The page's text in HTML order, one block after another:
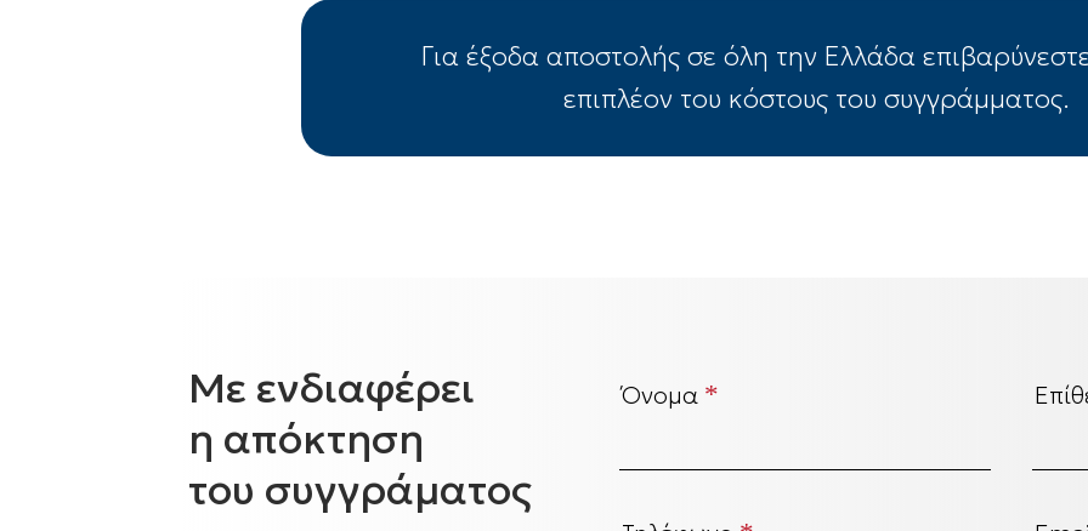
Για έξοδα αποστολής σε όλη την Ελλάδα
επιπλέον του κόστους του συγγράμματος.
Με ενδιαφέρει
η απόκτηση
του συγγράματος
Όνομα *